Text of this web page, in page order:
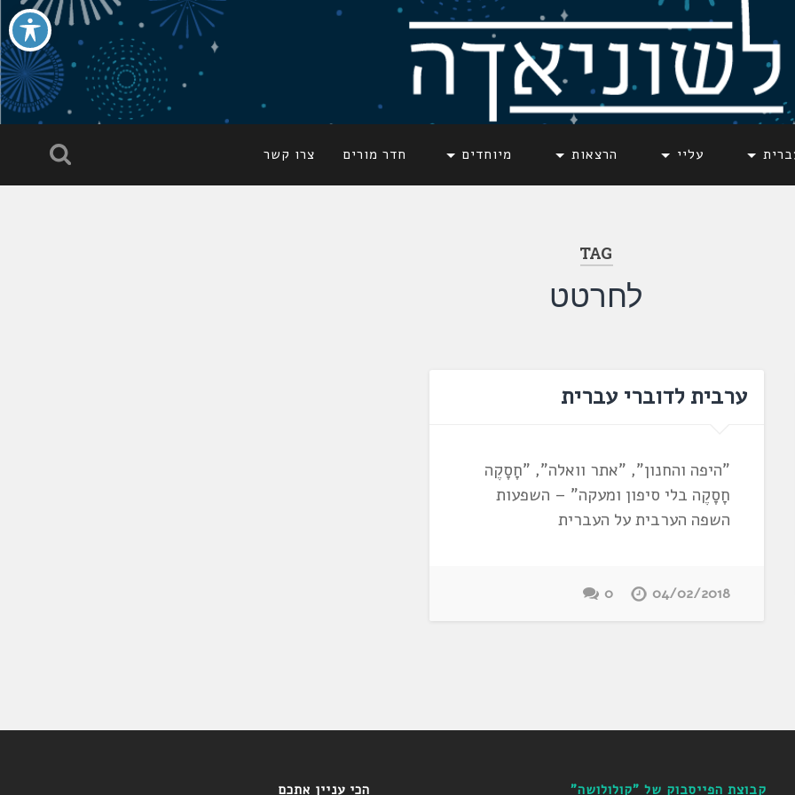
עליי הרצאות מיוחדים חדר מורים צרו קשר
TAG
לחרטט
ערבית לדוברי עברית
"היפה והחנון", "אתר וואלה", "חָסָקֶה
חָסָקֶה בלי סיפון ומעקה" – השפעות
השפה הערבית על העברית
04/02/2018
0
קבוצת הפייסבוק של "קולולושה" הכי עניין אתכם